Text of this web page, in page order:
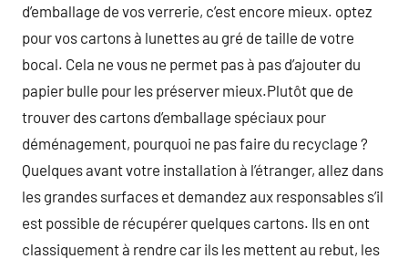
d’emballage de vos verrerie, c’est encore mieux. optez
pour vos cartons à lunettes au gré de taille de votre
bocal. Cela ne vous ne permet pas à pas d’ajouter du
papier bulle pour les préserver mieux.Plutôt que de
trouver des cartons d’emballage spéciaux pour
déménagement, pourquoi ne pas faire du recyclage ?
Quelques avant votre installation à l’étranger, allez dans
les grandes surfaces et demandez aux responsables s’il
est possible de récupérer quelques cartons. Ils en ont
classiquement à rendre car ils les mettent au rebut, les